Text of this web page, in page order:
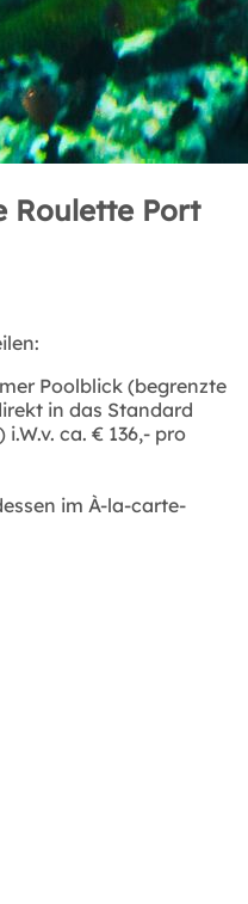
Roulette Port
Poolblick (begrenzte
in das Standard
ca. € 136,- pro
im À-la-carte-